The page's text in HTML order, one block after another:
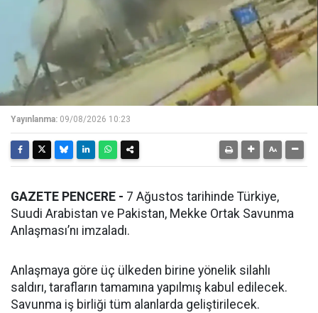
Yayınlanma: 09/08/2026 10:23
GAZETE PENCERE - 7 Ağustos tarihinde Türkiye,
Suudi Arabistan ve Pakistan, Mekke Ortak Savunma
Anlaşması’nı imzaladı.
Anlaşmaya göre üç ülkeden birine yönelik silahlı
saldırı, tarafların tamamına yapılmış kabul edilecek.
Savunma iş birliği tüm alanlarda geliştirilecek.